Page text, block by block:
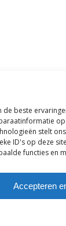
de beste
stelt
ID's op deze
functies en
Accepteren